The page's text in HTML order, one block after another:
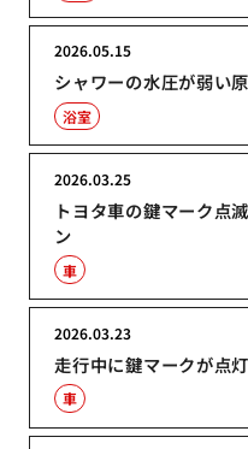
シャワーの水圧が弱い
2026.05.15
浴室
トヨタ車の鍵マーク点
ン
2026.03.25
車
走行中に鍵マークが点
2026.03.23
車